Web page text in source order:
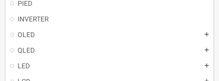
PIED
INVERTER
OLED
QLED
LED